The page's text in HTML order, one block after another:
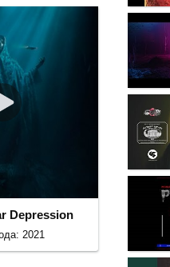
Depression
2021